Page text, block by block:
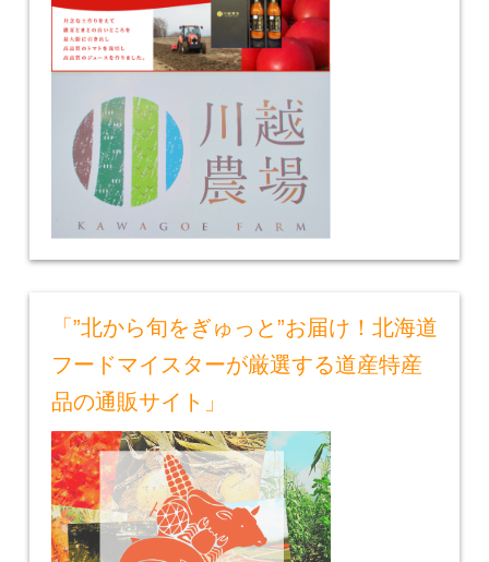
「”北から旬をぎゅっと”お届け！北海道
フードマイスターが厳選する道産特産
品の通販サイト」